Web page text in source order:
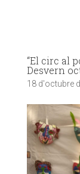
“El circ al
Desvern
18 d'octubre